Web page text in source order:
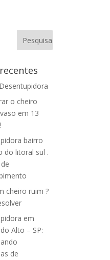
o cheiro
em 13
bairro
do litoral sul .
cheiro ruim ?
em
Alto – SP:
de